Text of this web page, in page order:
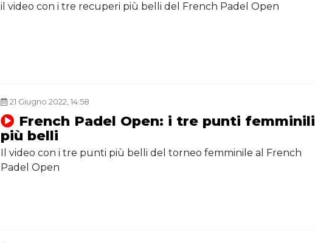
il video con i tre recuperi più belli del French Padel Open
21 Giugno 2022, 14:58
French Padel Open: i tre punti femminili
più belli
Il video con i tre punti più belli del torneo femminile al French
Padel Open